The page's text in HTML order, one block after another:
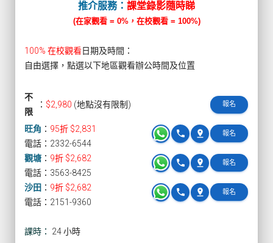
推介服務： 課堂錄影隨時睇
(在家觀看 = 0%，在校觀看 = 100%)
100% 在校觀看日期及時間：
自由選擇，點選以下地區觀看辦公時間及位置
不
限
： $2,980 (地點沒有限制) 報名
旺角 ： 95折 $2,831 報名
pin_drop
phone
電話：2332-6544
觀塘 ： 9折 $2,682 報名
pin_drop
phone
電話：3563-8425
沙田 ： 9折 $2,682 報名
pin_drop
phone
電話：2151-9360
課時： 24 小時